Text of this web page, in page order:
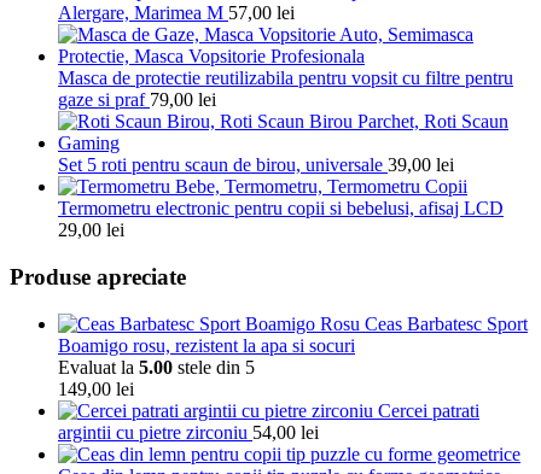
Alergare, Marimea M 57,00 lei
Masca de protectie reutilizabila pentru vopsit cu filtre pentru
gaze si praf 79,00 lei
Set 5 roti pentru scaun de birou, universale 39,00 lei
Termometru electronic pentru copii si bebelusi, afisaj LCD
29,00 lei
Produse apreciate
Ceas Barbatesc Sport
Boamigo rosu, rezistent la apa si socuri
Evaluat la 5.00 stele din 5
149,00 lei
Cercei patrati
argintii cu pietre zirconiu 54,00 lei